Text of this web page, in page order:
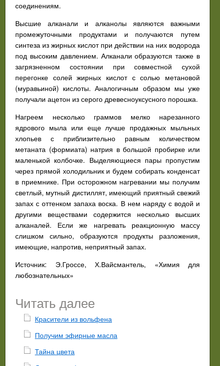
соединениям.
Высшие алканали и алканолы являются важными
промежуточными продуктами и получаются путем
синтеза из жирных кислот при действии на них водорода
под высоким давлением. Алканали образуются также в
загрязненном состоянии при совместной сухой
перегонке солей жирных кислот с солью метановой
(муравьиной) кислоты. Аналогичным образом мы уже
получали ацетон из серого древесноуксусного порошка.
Нагреем несколько граммов мелко нарезанного
ядрового мыла или еще лучше продажных мыльных
хлопьев с приблизительно равным количеством
метаната (формиата) натрия в большой пробирке или
маленькой колбочке. Выделяющиеся пары пропустим
через прямой холодильник и будем собирать конденсат
в приемнике. При осторожном нагревании мы получим
светлый, мутный дистиллят, имеющий приятный свежий
запах с оттенком запаха воска. В нем наряду с водой и
другими веществами содержится несколько высших
алканалей. Если же нагревать реакционную массу
слишком сильно, образуются продукты разложения,
имеющие, напротив, неприятный запах.
Источник: Э.Гроссе, Х.Вайсмантель, «Химия для
любознательных»
Читать далее
Красители из вольфена
Получим эфирные масла
Тайна цвета